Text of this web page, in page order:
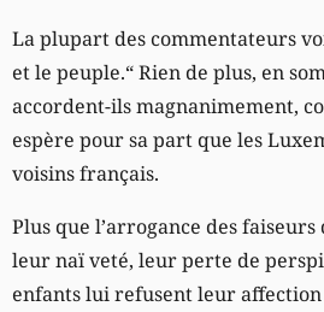
La plupart des commentateurs
et le peuple.“ Rien de plus, en
accordent-ils magnanimement,
espère pour sa part que les
voisins français.
Plus que l’arrogance des
leur naï veté, leur perte de
enfants lui refusent leur